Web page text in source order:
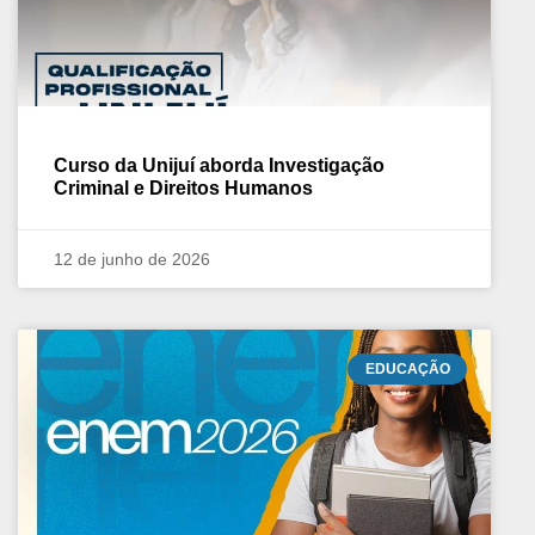
Curso da Unijuí aborda Investigação
Criminal e Direitos Humanos
12 de junho de 2026
EDUCAÇÃO